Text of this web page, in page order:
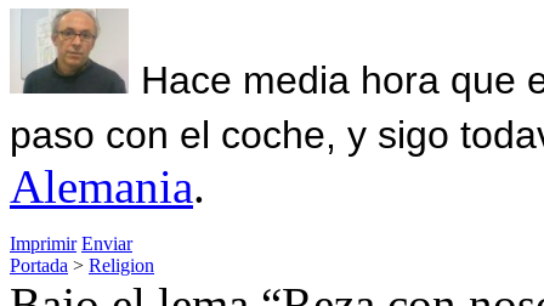
Hace media hora que
paso con el coche, y sigo
Alemania.
Imprimir Enviar
Portada > Religion